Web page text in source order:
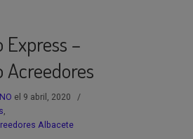
Express –
Acreedores
el 9 abril, 2020
/
,
Albacete